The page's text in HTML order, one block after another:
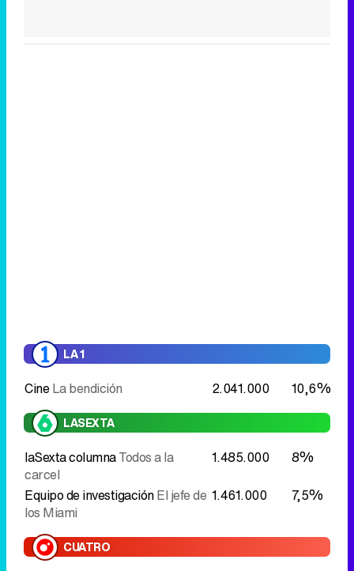
LA 1
CineLa bendición 2.041.000 10,6%
LASEXTA
laSexta columnaTodos a la
carcel
1.485.000
8%
Equipo de investigaciónEl jefe de
los Miami
1.461.000 7,5%
CUATRO